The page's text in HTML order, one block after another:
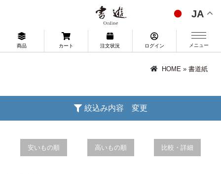
JA
商品 カート 注文状況 ログイン メニュー
HOME » 書道紙
絞込み内容 変更
安いもの順 高いもの順 比較・詳細